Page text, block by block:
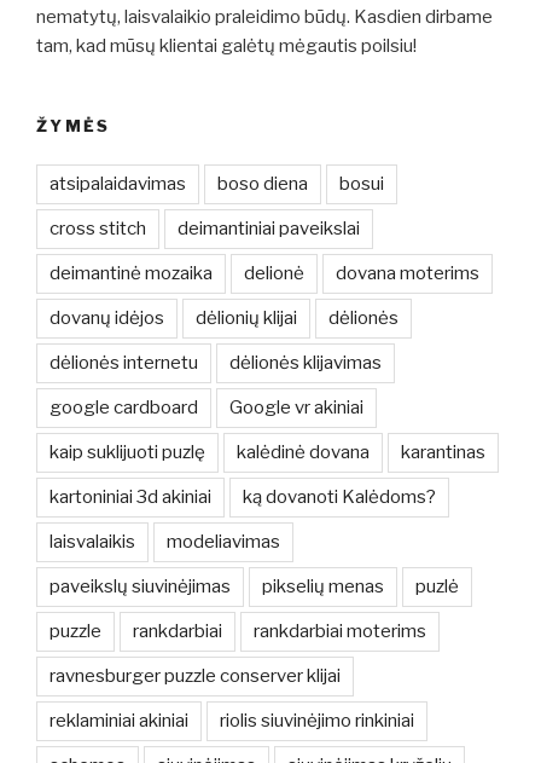
nematytų, laisvalaikio praleidimo būdų. Kasdien dirbame
tam, kad mūsų klientai galėtų mėgautis poilsiu!
ŽYMĖS
atsipalaidavimas boso diena bosui
cross stitch deimantiniai paveikslai
deimantinė mozaika delionė dovana moterims
dovanų idėjos dėlionių klijai dėlionės
dėlionės internetu dėlionės klijavimas
google cardboard Google vr akiniai
kaip suklijuoti puzlę kalėdinė dovana karantinas
kartoniniai 3d akiniai ką dovanoti Kalėdoms?
laisvalaikis modeliavimas
paveikslų siuvinėjimas pikselių menas puzlė
puzzle rankdarbiai rankdarbiai moterims
ravnesburger puzzle conserver klijai
reklaminiai akiniai riolis siuvinėjimo rinkiniai